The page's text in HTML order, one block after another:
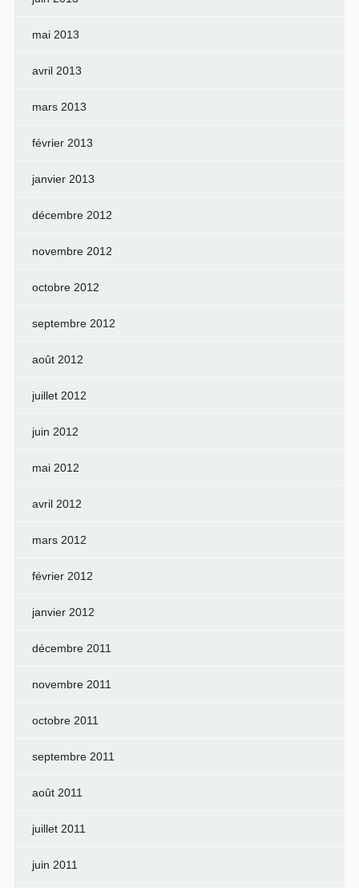
mai 2013
avril 2013
mars 2013
février 2013
janvier 2013
décembre 2012
novembre 2012
octobre 2012
septembre 2012
août 2012
juillet 2012
juin 2012
mai 2012
avril 2012
mars 2012
février 2012
janvier 2012
décembre 2011
novembre 2011
octobre 2011
septembre 2011
août 2011
juillet 2011
juin 2011